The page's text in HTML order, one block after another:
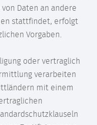
Daten an andere
stattfindet, erfolgt
Vorgaben.
oder vertraglich
verarbeiten
mit einem